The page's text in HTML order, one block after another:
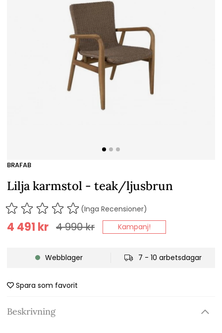
BRAFAB
Lilja karmstol - teak/ljusbrun
(Inga Recensioner)
4 990kr
4 491 kr Kampanj!
Webblager 7 - 10 arbetsdagar
Spara som favorit
Beskrivning